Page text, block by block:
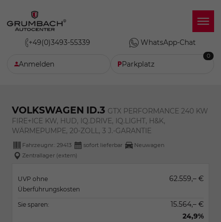
+49(0)3493-55339 WhatsApp-Chat
Anmelden Parkplatz
0
VOLKSWAGEN ID.3 GTX PERFORMANCE 240 KW
FIRE+ICE KW, HUD, IQ.DRIVE, IQ.LIGHT, H&K,
WÄRMEPUMPE, 20-ZOLL, 3 J.-GARANTIE
Fahrzeugnr.: 29413 sofort lieferbar
Neuwagen
Zentrallager (extern)
UVP ohne
Überführungskosten
62.559,– €
Sie sparen:
15.564,– €
24,9%